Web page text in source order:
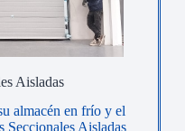
Aisladas
almacén en frío y el
Seccionales Aisladas